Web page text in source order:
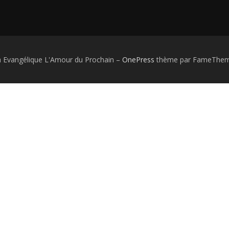
L'Amour du Prochain – OnePress thème par